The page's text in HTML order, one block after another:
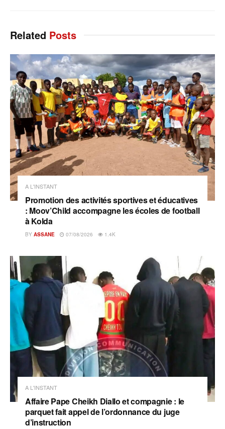
Related Posts
A L'INSTANT
Promotion des activités sportives et éducatives
: Moov’Child accompagne les écoles de football
à Kolda
BY ASSANE 07/08/2026 1.4K
A L'INSTANT
Affaire Pape Cheikh Diallo et compagnie : le
parquet fait appel de l’ordonnance du juge
d’instruction